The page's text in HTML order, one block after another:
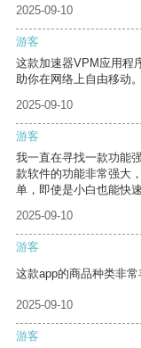
2025-09-10
游客
这款加速器VPM应用程
助你在网络上自由移动。
2025-09-10
游客
我一直在寻找一款功能
款软件的功能非常强大
单，即使是小白也能快速
2025-09-10
游客
这款app的商品种类非常
2025-09-10
游客